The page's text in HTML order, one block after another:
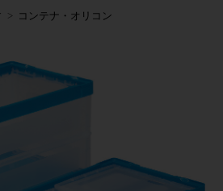
コンテナ・オリコン